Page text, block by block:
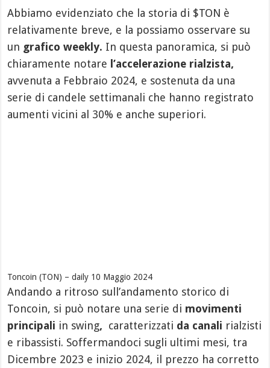
Abbiamo evidenziato che la storia di $TON è
relativamente breve, e la possiamo osservare su
un grafico weekly. In questa panoramica, si può
chiaramente notare l’accelerazione rialzista,
avvenuta a Febbraio 2024, e sostenuta da una
serie di candele settimanali che hanno registrato
aumenti vicini al 30% e anche superiori.
Toncoin (TON) – daily 10 Maggio 2024
Andando a ritroso sull’andamento storico di
Toncoin, si può notare una serie di movimenti
principali in swing, caratterizzati da canali rialzisti
e ribassisti. Soffermandoci sugli ultimi mesi, tra
Dicembre 2023 e inizio 2024, il prezzo ha corretto